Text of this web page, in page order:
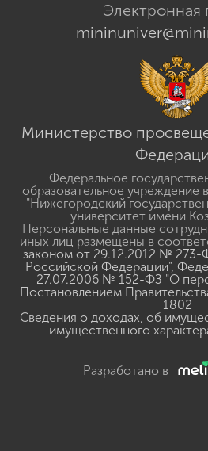
Электронная
Министерство
Федеральное
образовательное учреждение
"Нижегородский
университет имени
Персональные данные
иных лиц размещены в
законом от 29.12.2012 № 273-
Российской Федерации",
27.07.2006 № 152-ФЗ "О
Постановлением
1802
Сведения о доходах, об
имущественного
Разработано в